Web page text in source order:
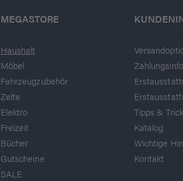
MEGASTORE
Haushalt
Möbel
Fahrzeugzubehör
Zelte
Elektro
Freizeit
Bücher
Gutscheine
SALE
Tipps &
Katalog
Wichtige
Kontakt